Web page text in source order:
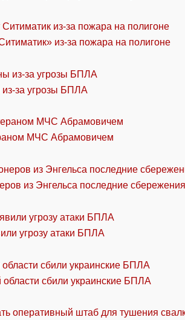
из-за пожара на полигоне
за угрозы БПЛА
МЧС Абрамовичем
из Энгельса последние
угрозу атаки БПЛА
сбили украинские БПЛА